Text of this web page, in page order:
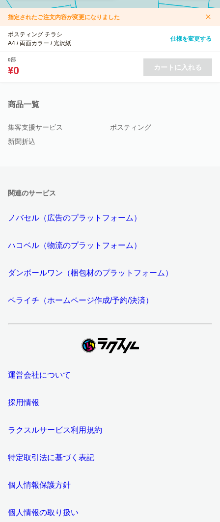
指定されたご注文内容が変更になりました
ポスティング チラシ
A4 / 両面カラー / 光沢紙
仕様を変更する
0部
¥0 カートに入れる
商品一覧
集客支援サービス
ポスティング
新聞折込
関連のサービス
ノバセル（広告のプラットフォーム）
ハコベル（物流のプラットフォーム）
ダンボールワン（梱包材のプラットフォーム）
ペライチ（ホームページ作成/予約/決済）
運営会社について
採用情報
ラクスルサービス利用規約
特定取引法に基づく表記
個人情報保護方針
個人情報の取り扱い